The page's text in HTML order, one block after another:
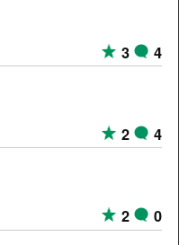
3 4
2 4
2 0